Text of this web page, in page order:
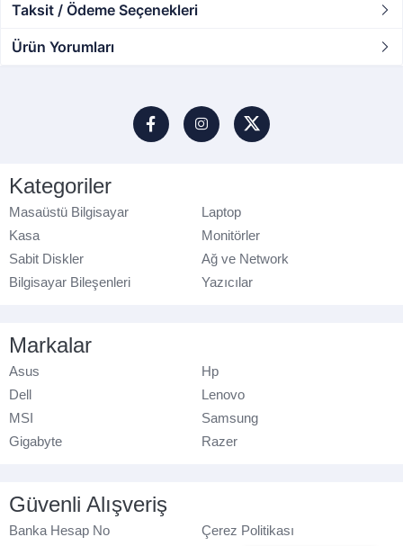
Taksit / Ödeme Seçenekleri
Ürün Yorumları
Kategoriler
Masaüstü Bilgisayar
Laptop
Kasa
Monitörler
Sabit Diskler
Ağ ve Network
Bilgisayar Bileşenleri
Yazıcılar
Markalar
Asus
Hp
Dell
Lenovo
MSI
Samsung
Gigabyte
Razer
Güvenli Alışveriş
Banka Hesap No Çerez Politikası